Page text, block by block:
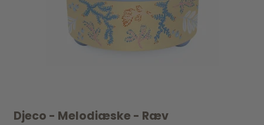
Djeco - Melodiæske - Ræv